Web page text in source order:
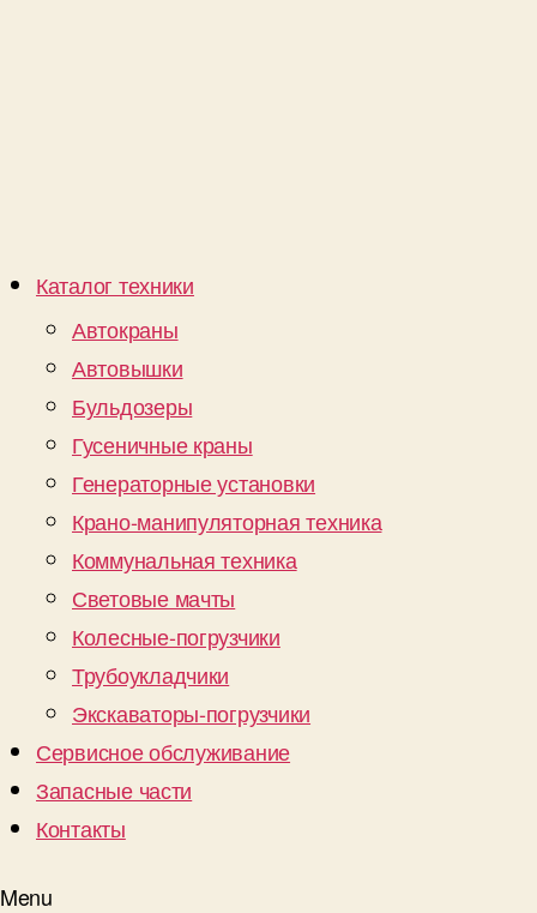
Каталог техники
Автокраны
Автовышки
Бульдозеры
Гусеничные краны
Генераторные установки
Крано-манипуляторная техника
Коммунальная техника
Световые мачты
Колесные-погрузчики
Трубоукладчики
Экскаваторы-погрузчики
Сервисное обслуживание
Запасные части
Контакты
Menu